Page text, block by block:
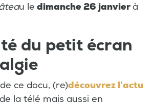
u le dimanche 26 janvierà
du petit écran
ce docu, (re)découvrez l'actu
la télé mais aussi en